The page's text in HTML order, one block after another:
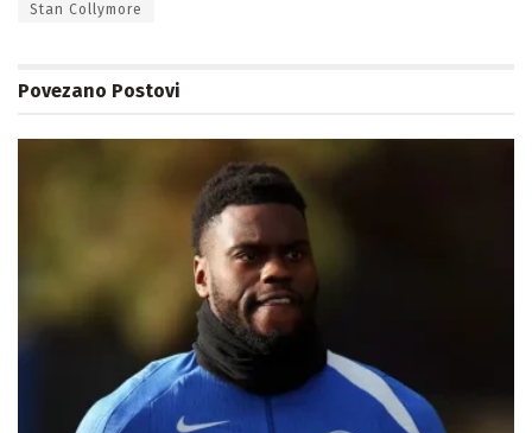
Stan Collymore
Povezano Postovi